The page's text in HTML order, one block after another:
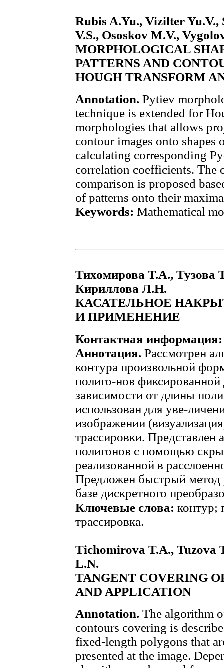
Rubis A.Yu., Vizilter
V.S., Ososkov M.V.,
MORPHOLOGICAL
PATTERNS AND
HOUGH TRANSFORM
Annotation. Pytiev
technique is extended for
morphologies that allows
contour images onto shapes
calculating corresponding
correlation coefficients. The
comparison is proposed
of patterns onto their
Keywords: Mathematical
Тихомирова Т.А., Тузова
Кириллова Л.Н.
КАСАТЕЛЬНОЕ
И ПРИМЕНЕНИЕ
Контактная информация:
Аннотация. Рассмотрен
контура произвольной
полиго-нов
зависимости от длины
использован для уве-
изображении
трассировки.
полигонов с помощью
реализованной в
Предложен быстрый метод
базе дискретного
Ключевые слова: контур;
трассировка.
Tichomirova T.A., Tuzova
L.N.
TANGENT COVERING
AND APPLICATION
Annotation. The algorithm
contours covering is
fixed-length polygons that
presented at the image.